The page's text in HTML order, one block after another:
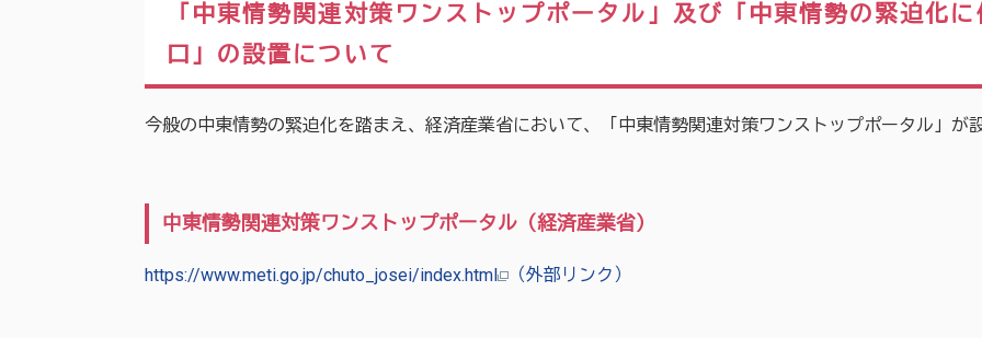
「中東情勢関連対策ワンストップポータル」及び「中東情勢の緊迫化
口」の設置について
今般の中東情勢の緊迫化を踏まえ、経済産業省において、「中東情勢関連対策ワンストップポータル」が
中東情勢関連対策ワンストップポータル（経済産業省）
https://www.meti.go.jp/chuto_josei/index.html （外部リンク）